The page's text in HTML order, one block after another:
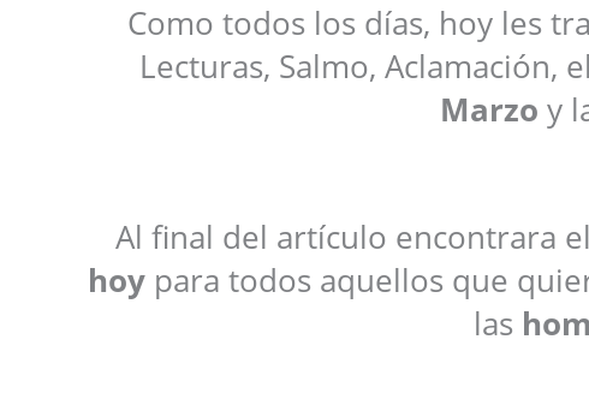
Como todos los días, hoy les
Lecturas, Salmo, Aclamación, el
Marzo y
Al final del artículo encontrara
hoypara todos aquellos que
las